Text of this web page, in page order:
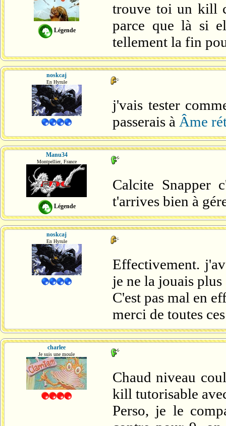
Légende
trouve toi un kill
parce que là si
tellement la fin
noskcaj
En Hyrule
j'vais tester
passerais à Âme
Manu34
Montpellier, France
Légende
Calcite Snapper
t'arrives bien à
noskcaj
En Hyrule
Effectivement.
je ne la jouais plus
C'est pas mal en
merci de toutes
charlee
Je suis une moule
Chaud niveau
kill tutorisable
Perso, je le